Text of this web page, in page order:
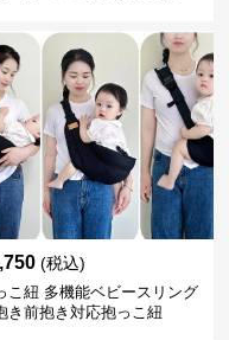
(税込)
こ紐 多機能ベビースリング
き前抱き対応抱っこ紐